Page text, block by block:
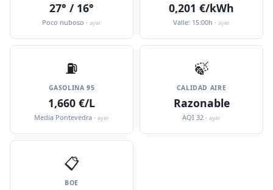
27° / 16°
Poco nuboso · ayer
0,201 €/kWh
Valle: 15:00h · ayer
⛽️
GASOLINA 95
1,660 €/L
Media Pontevedra · ayer
🍃
CALIDAD AIRE
Razonable
AQI 32 · ayer
📋
BOE